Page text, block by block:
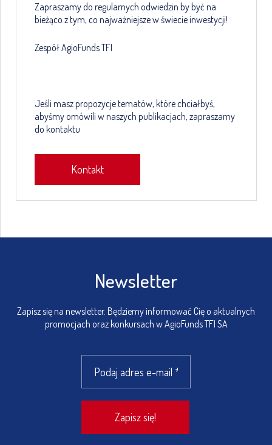
Zapraszamy do regularnych odwiedzin by być na
bieżąco z tym, co najważniejsze w świecie inwestycji!
Zespół AgioFunds TFI
Jeśli masz propozycje tematów, które chciałbyś,
abyśmy omówili w naszych publikacjach, zapraszamy
do kontaktu
Kontakt
Newsletter
Zapisz się na newsletter. Będziemy informować Cię o aktualnych
promocjach oraz konkursach w AgioFunds TFI SA